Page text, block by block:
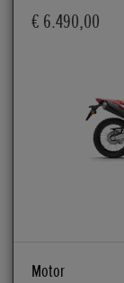
€ 6.490,00
Motor